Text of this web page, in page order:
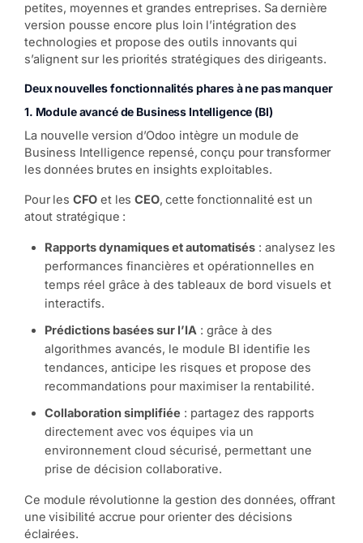
petites, moyennes et grandes entreprises. Sa dernière
version pousse encore plus loin l’intégration des
technologies et propose des outils innovants qui
s’alignent sur les priorités stratégiques des dirigeants.
Deux nouvelles fonctionnalités phares à ne pas manquer
1. Module avancé de Business Intelligence (BI)
La nouvelle version d’Odoo intègre un module de
Business Intelligence repensé, conçu pour transformer
les données brutes en insights exploitables.
Pour les CFO et lesCEO, cette fonctionnalité est un
atout stratégique :
Rapports dynamiques et automatisés : analysez les
performances financières et opérationnelles en
temps réel grâce à des tableaux de bord visuels et
interactifs.
Prédictions basées sur l’IA : grâce à des
algorithmes avancés, le module BI identifie les
tendances, anticipe les risques et propose des
recommandations pour maximiser la rentabilité.
Collaboration simplifiée : partagez des rapports
directement avec vos équipes via un
environnement cloud sécurisé, permettant une
prise de décision collaborative.
Ce module révolutionne la gestion des données, offrant
une visibilité accrue pour orienter des décisions
éclairées.